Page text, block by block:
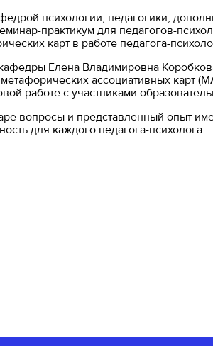
психологии, педагогики,
практикум для педагогов-
карт в работе педагога-
Елена Владимировна
ассоциативных карт
работе с участниками
вопросы и представленный опыт
для каждого педагога-психолога.